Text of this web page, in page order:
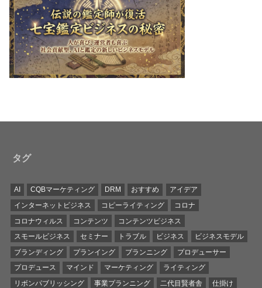
タグ
AI CQBマーケティング DRM おすすめ
アイデア
インターネットビジネス
コピーライティング
コロナ
コロナウィルス
コンテンツ
コンテンツビジネス
スモールビジネス
セミナー トラブル ビジネス
ビジネスモデル
ブランディング
プランイング プランニング
プロデューサー
プロデュース
マインド マーケティング
ライティング
リボンパブリッシング
事業プランニング 二代目賢者舎
仕掛け